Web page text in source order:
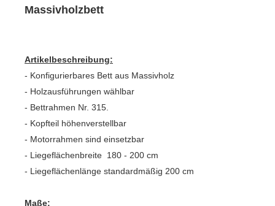
Massivholzbett
Artikelbeschreibung:
- Konfigurierbares Bett aus Massivholz
- Holzausführungen wählbar
- Bettrahmen Nr. 315.
- Kopfteil höhenverstellbar
- Motorrahmen sind einsetzbar
- Liegeflächenbreite 180 - 200 cm
- Liegeflächenlänge standardmäßig 200 cm
Maße: